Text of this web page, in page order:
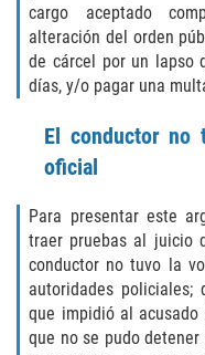
cargo aceptado
alteración del orden
de cárcel por un lapso
días, y/o pagar una
El conductor no
oficial
Para presentar este
traer pruebas al juicio
conductor no tuvo la
autoridades
que impidió al acusado
que no se pudo